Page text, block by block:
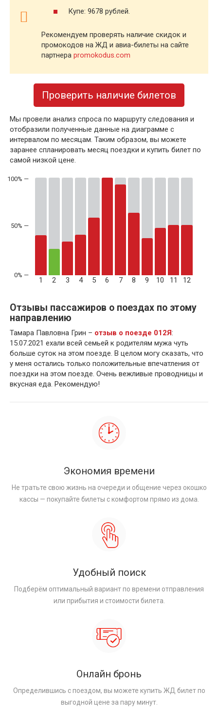
Купе: 9678 рублей.
Рекомендуем проверять наличие скидок и
промокодов на ЖД и авиа-билеты на сайте
партнера promokodus.com
Проверить наличие билетов
Мы провели анализ спроса по маршруту следования и
отобразили полученные данные на диаграмме с
интервалом по месяцам. Таким образом, вы можете
заранее спланировать месяц поездки и купить билет по
самой низкой цене.
50% —
1 2 3 4 5 6 7 8 9 10 11 12
Отзывы пассажиров о поездах по этому
направлению
Тамара Павловна Грин – отзыв о поезде 012Я:
15.07.2021 ехали всей семьей к родителям мужа чуть
больше суток на этом поезде. В целом могу сказать, что
у меня остались только положительные впечатления от
поездки на этом поезде. Очень вежливые проводницы и
вкусная еда. Рекомендую!
Экономия времени
Не тратьте свою жизнь на очереди и общение через окошко
кассы — покупайте билеты с комфортом прямо из дома.
Удобный поиск
Подберём оптимальный вариант по времени отправления
или прибытия и стоимости билета.
Онлайн бронь
Определившись с поездом, вы можете купить ЖД билет по
выгодной цене за пару минут.